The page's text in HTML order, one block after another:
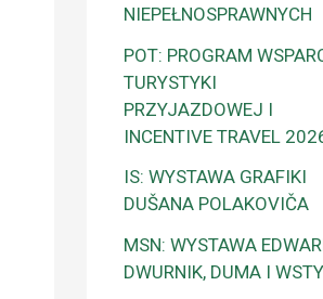
NIEPEŁNOSPRAWNYCH
POT: PROGRAM
TURYSTYKI
PRZYJAZDOWEJ I
INCENTIVE TRAVEL
IS: WYSTAWA GRAFIKI
DUŠANA POLAKOVIČA
MSN: WYSTAWA
DWURNIK, DUMA I